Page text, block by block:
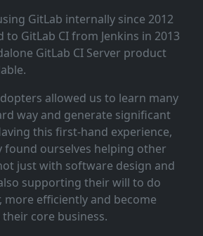
GitLab internally since 2012
to GitLab CI from Jenkins in 2013
GitLab CI Server product
allowed us to learn many
way and generate significant
this first‑hand experience,
found ourselves helping other
just with software design and
supporting their will to do
more efficiently and become
core business.